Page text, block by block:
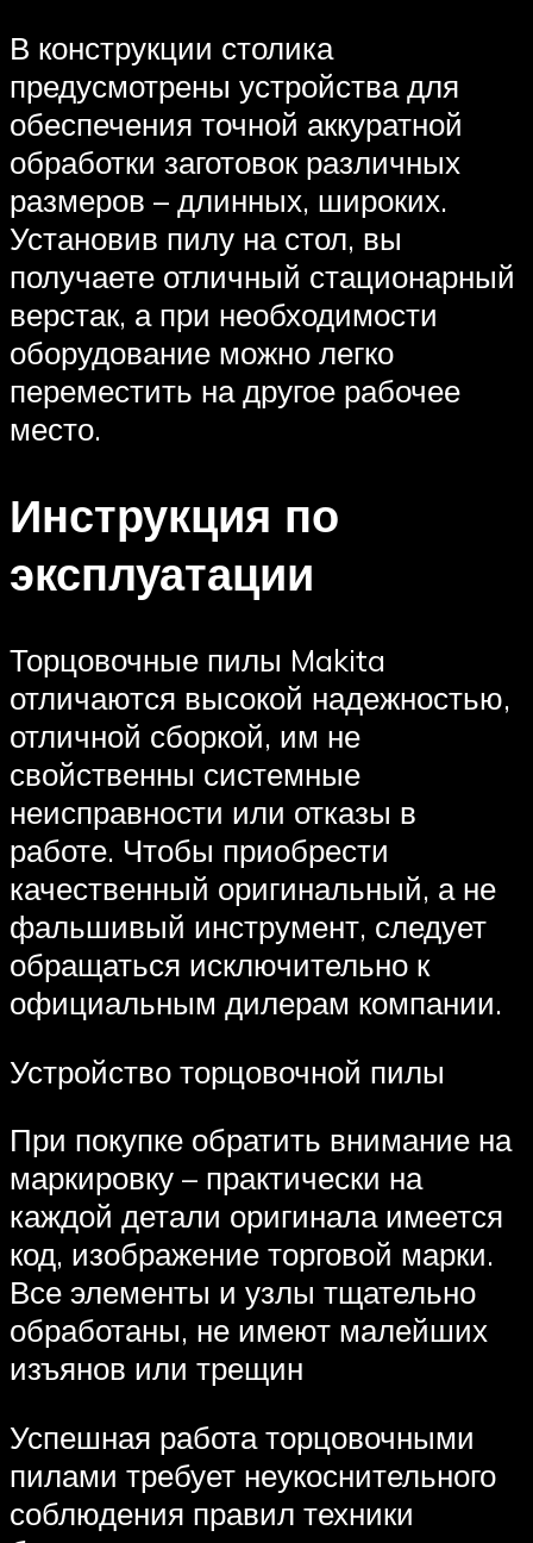
В конструкции столика
предусмотрены устройства для
обеспечения точной аккуратной
обработки заготовок различных
размеров – длинных, широких.
Установив пилу на стол, вы
получаете отличный стационарный
верстак, а при необходимости
оборудование можно легко
переместить на другое рабочее
место.
Инструкция по
эксплуатации
Торцовочные пилы Makita
отличаются высокой надежностью,
отличной сборкой, им не
свойственны системные
неисправности или отказы в
работе. Чтобы приобрести
качественный оригинальный, а не
фальшивый инструмент, следует
обращаться исключительно к
официальным дилерам компании.
Устройство торцовочной пилы
При покупке обратить внимание на
маркировку – практически на
каждой детали оригинала имеется
код, изображение торговой марки.
Все элементы и узлы тщательно
обработаны, не имеют малейших
изъянов или трещин
Успешная работа торцовочными
пилами требует неукоснительного
соблюдения правил техники